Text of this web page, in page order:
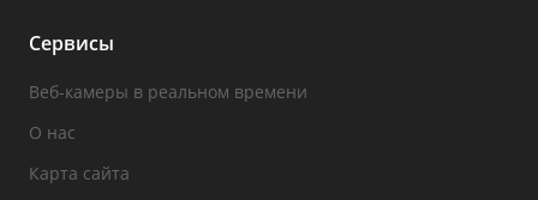
Сервисы
Веб-камеры в реальном времени
О нас
Карта сайта